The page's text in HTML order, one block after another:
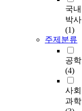
국내
박사
(1)
주제분류
공학
(4)
사회
과학